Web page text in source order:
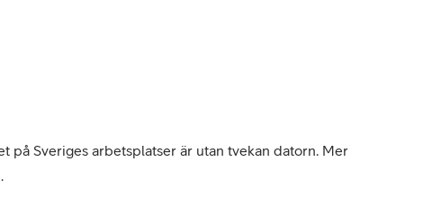
på Sveriges arbetsplatser är utan tvekan datorn. Mer